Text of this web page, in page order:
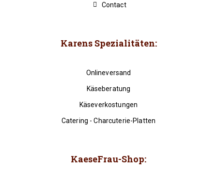
Contact
Karens Spezialitäten:
Onlineversand
Käseberatung
Käseverkostungen
Catering - Charcuterie-Platten
KaeseFrau-Shop: